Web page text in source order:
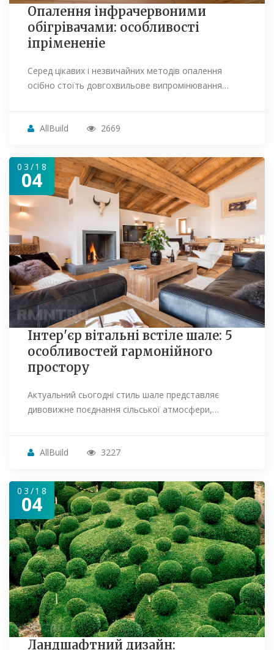
Опалення інфрачервоними
обігрівачами: особливості
іпрімененіе
Серед цікавих і незвичайних методів опалення
осібно стоїть довгохвильове випромінювання…
AllBuild 2669
03/18
04
Інтер'єр вітальні встіле шале: 5
особливостей гармонійного
простору
Актуальний сьогодні стиль шале представляє
дивовижне поєднання сільської атмосфери,…
AllBuild 3227
03/18
04
Ландшафтний дизайн: